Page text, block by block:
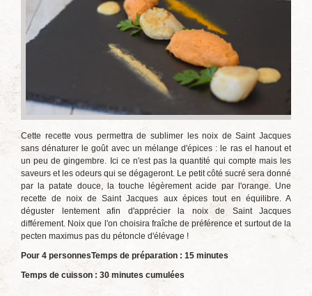
Cette recette vous permettra de sublimer les noix de Saint Jacques
sans dénaturer le goût avec un mélange d'épices : le ras el hanout et
un peu de gingembre. Ici ce n'est pas la quantité qui compte mais les
saveurs et les odeurs qui se dégageront. Le petit côté sucré sera donné
par la patate douce, la touche légèrement acide par l'orange. Une
recette de noix de Saint Jacques aux épices tout en équilibre. A
déguster lentement afin d'apprécier la noix de Saint Jacques
différement. Noix que l'on choisira fraîche de préférence et surtout de la
pecten maximus pas du pétoncle d'élévage !
Pour 4 personnesTemps de préparation : 15 minutes
Temps de cuisson : 30 minutes cumulées